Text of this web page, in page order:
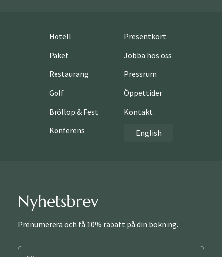
Hotell
Paket
Restaurang
Golf
Bröllop & Fest
Konferens
Presentkort
Jobba hos oss
Pressrum
Öppettider
Kontakt
English
Nyhetsbrev
Prenumerera och få 10% rabatt på din bokning.